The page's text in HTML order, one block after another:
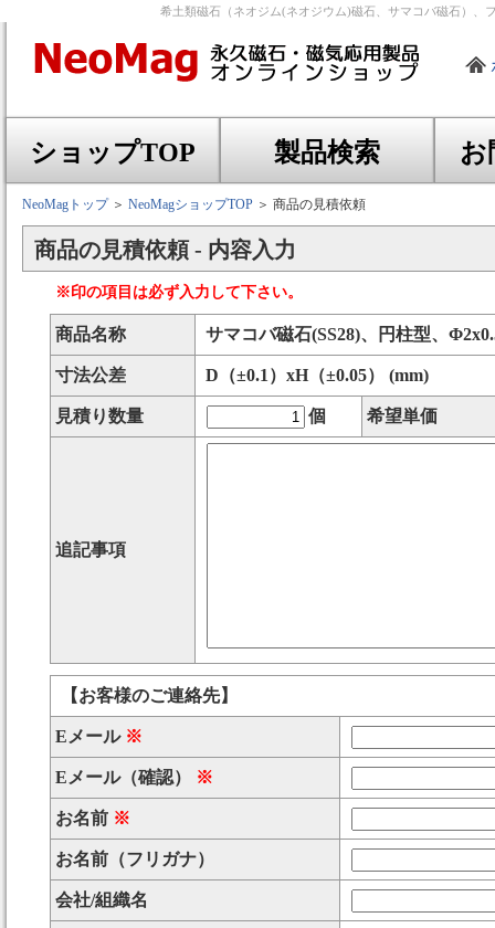
希土類磁石（ネオジム(ネオジウム)磁石、サマコバ磁石）、
ショップTOP 製品検索 お
NeoMagトップ＞ NeoMagショップTOP ＞ 商品の見積依頼
商品の見積依頼 - 内容入力
※印の項目は必ず入力して下さい。
商品名称 サマコバ磁石(SS28)、円柱型、
寸法公差 D（±0.1）xH（±0.05） (mm)
見積り数量 個 希望単価
追記事項
【お客様のご連絡先】
Eメール ※
Eメール（確認） ※
お名前 ※
お名前（フリガナ）
会社/組織名